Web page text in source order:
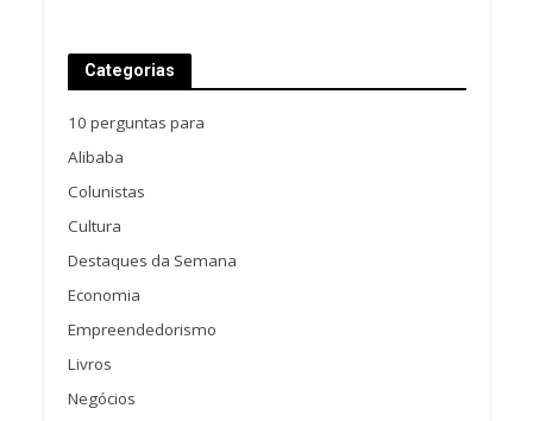
Categorias
10 perguntas para
Alibaba
Colunistas
Cultura
Destaques da Semana
Economia
Empreendedorismo
Livros
Negócios